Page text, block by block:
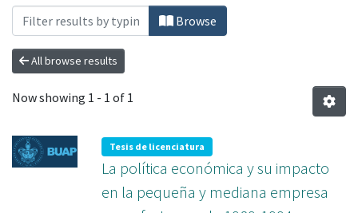
Browse
All browse results
Now showing 1 - 1 of 1
Tesis de licenciatura
La política económica y su impacto
en la pequeña y mediana empresa